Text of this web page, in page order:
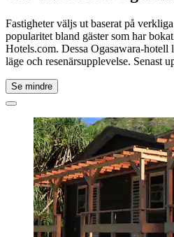
Fastigheter väljs ut baserat på
popularitet bland gäster som har
Hotels.com. Dessa Ogasawara-
läge och resenärsupplevelse. Senast
Se mindre